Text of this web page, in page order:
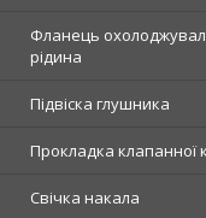
Фланець
рідина
Підвіска глушника
Прокладка клапанної
Свічка накала